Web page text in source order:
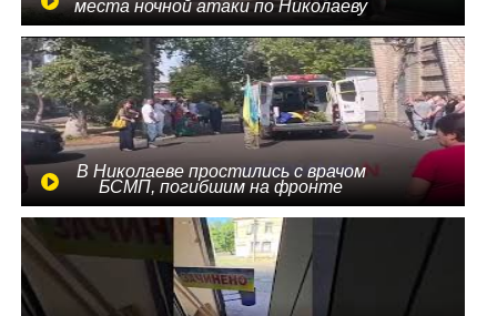
места ночной атаки по Николаеву
В Николаеве простились с врачом
БСМП, погибшим на фронте